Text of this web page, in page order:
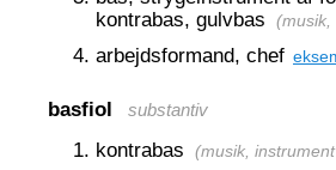
kontrabas, gulvbas
(musik,
arbejdsformand, chef
basfiol substantiv
kontrabas (musik,